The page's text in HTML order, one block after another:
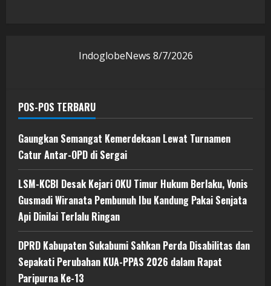
IndoglobeNews 8/7/2026
POS-POS TERBARU
Gaungkan Semangat Kemerdekaan Lewat Turnamen
Catur Antar-OPD di Sergai
LSM-KCBI Desak Kejari OKU Timur Hukum Berlaku, Vonis
Gusmadi Wiranata Pembunuh Ibu Kandung Pakai Senjata
Api Dinilai Terlalu Ringan
DPRD Kabupaten Sukabumi Sahkan Perda Disabilitas dan
Sepakati Perubahan KUA-PPAS 2026 dalam Rapat
Paripurna Ke-13